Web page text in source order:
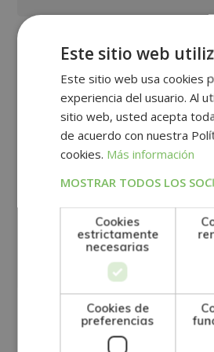
GRUPO TARRACO DE ESCUELAS DE
B01589969, Domicilio: C/ Amadeu Vives, 5,
Finalidad del Tratamiento: Tratamos la
Este sitio web
Este sitio web usa cookies
experiencia del usuario. Al
sitio web, usted acepta
de acuerdo con nuestra
cookies. Más información
MOSTRAR TODOS LOS
Cookies
estrictamente
necesarias
Cookies de
preferencias